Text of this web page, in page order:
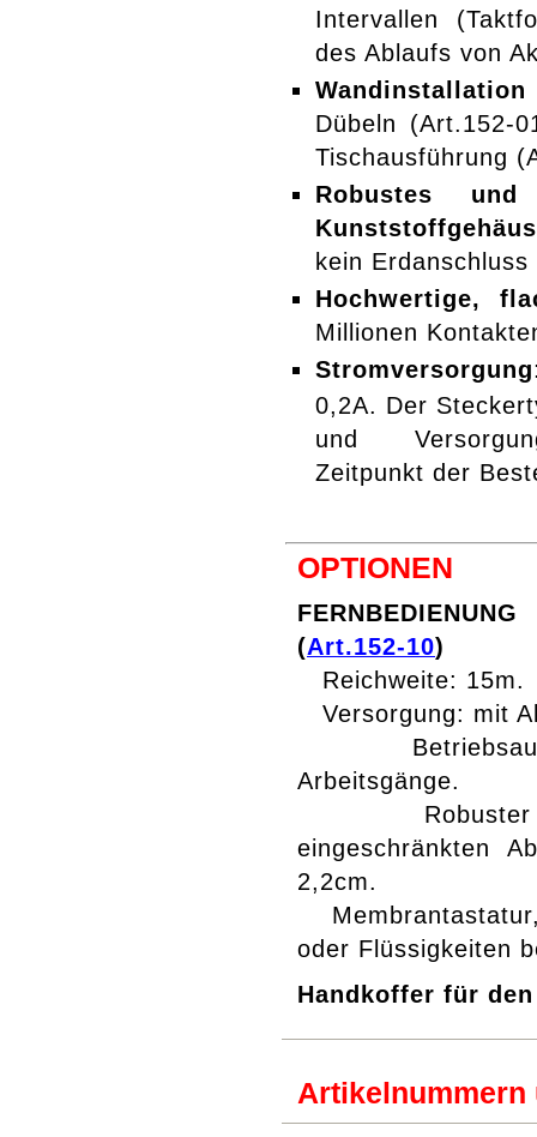
Intervallen
des Ablaufs von
Wandinstallation
Dübeln (Art.152-
Tischausführung
Robustes
kein
Hochwertige,
Millionen
Stromversorgung
0,2A. Der
und
Zeitpunkt der
OPTIONEN
(Art.152-10)
Reichweite: 15m.
Versorgung: mit
Arbeitsgänge.
Robuster
eingeschränkten
2,2cm.
oder Flüssigkeiten
Handkoffer für